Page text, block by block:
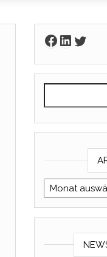
Facebook
LinkedIn
Archiv